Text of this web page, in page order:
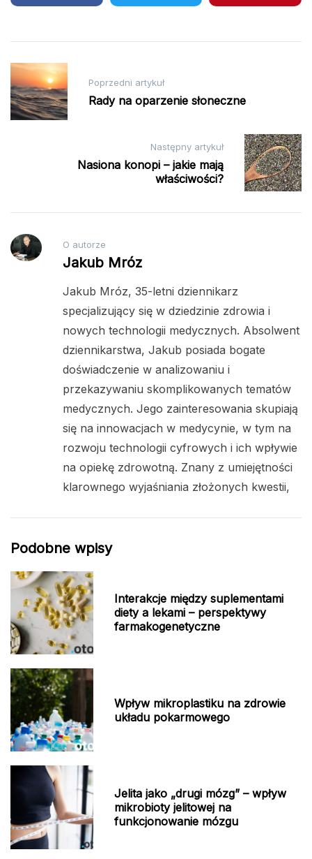
Nawigacja
wpisu
Poprzedni artykuł
Rady na oparzenie słoneczne
Następny artykuł
Nasiona konopi – jakie mają
właściwości?
O autorze
Jakub Mróz
Jakub Mróz, 35-letni dziennikarz
specjalizujący się w dziedzinie zdrowia i
nowych technologii medycznych. Absolwent
dziennikarstwa, Jakub posiada bogate
doświadczenie w analizowaniu i
przekazywaniu skomplikowanych tematów
medycznych. Jego zainteresowania skupiają
się na innowacjach w medycynie, w tym na
rozwoju technologii cyfrowych i ich wpływie
na opiekę zdrowotną. Znany z umiejętności
klarownego wyjaśniania złożonych kwestii,
Podobne wpisy
Interakcje między suplementami
diety a lekami – perspektywy
farmakogenetyczne
Wpływ mikroplastiku na zdrowie
układu pokarmowego
Jelita jako „drugi mózg” – wpływ
mikrobioty jelitowej na
funkcjonowanie mózgu